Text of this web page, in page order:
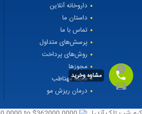
داروخانه آنلاین
داستان ما
تماس با ما
پرسش‌های متداول
روش‌های پرداخت
مجوزها
مجله مهتاطب
درمان ریزش مو
مشاوه وخرید